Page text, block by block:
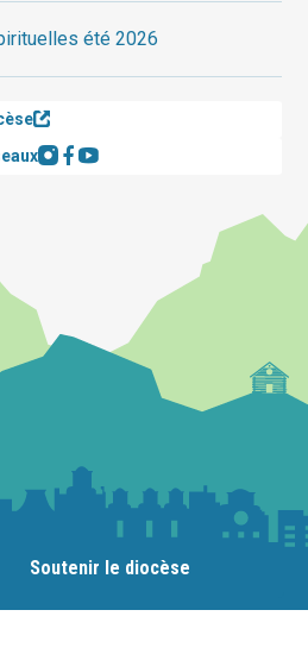
Soutenir le diocèse
été 2026